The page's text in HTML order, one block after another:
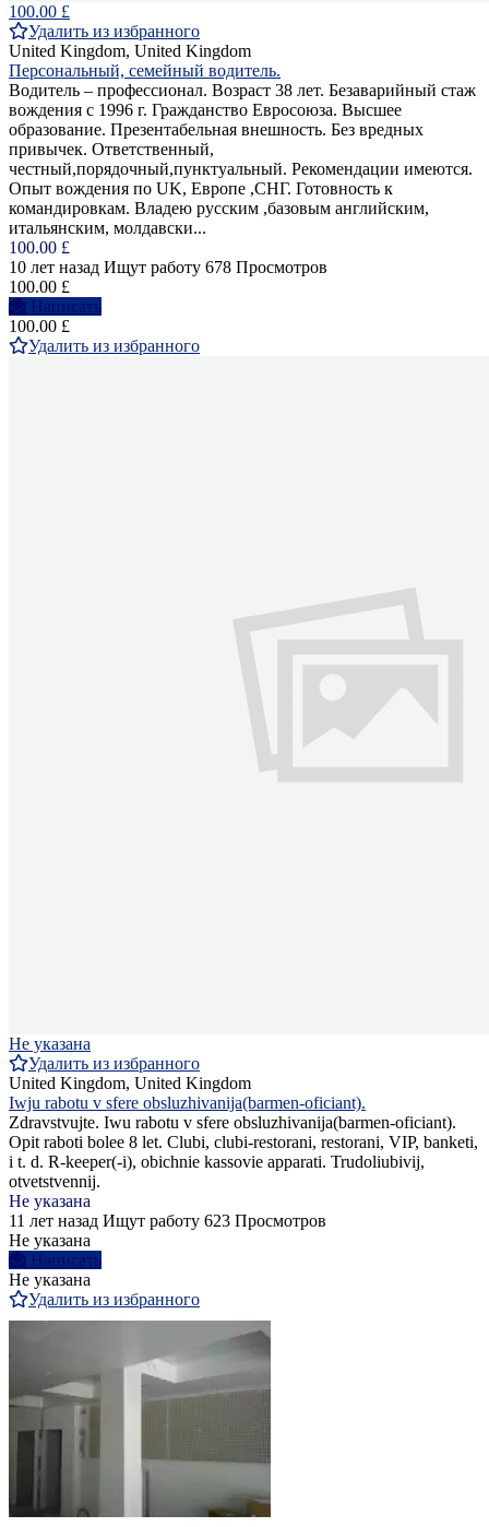
100.00 £
Удалить из избранного
United Kingdom, United Kingdom
Персональный, семейный водитель.
Водитель – профессионал. Возраст 38 лет. Безаварийный стаж
вождения с 1996 г. Гражданство Евросоюза. Высшее
образование. Презентабельная внешность. Без вредных
привычек. Ответственный,
честный,порядочный,пунктуальный. Рекомендации имеются.
Опыт вождения по UK, Европе ,СНГ. Готовность к
командировкам. Владею русским ,базовым английским,
итальянским, молдавски...
100.00 £
10 лет назад Ищут работу 678 Просмотров
100.00 £
Написать
100.00 £
Удалить из избранного
Не указана
Удалить из избранного
United Kingdom, United Kingdom
Iwju rabotu v sfere obsluzhivanija(barmen-oficiant).
Zdravstvujte. Iwu rabotu v sfere obsluzhivanija(barmen-oficiant).
Opit raboti bolee 8 let. Clubi, clubi-restorani, restorani, VIP, banketi,
i t. d. R-keeper(-i), obichnie kassovie apparati. Trudoliubivij,
otvetstvennij.
Не указана
11 лет назад Ищут работу 623 Просмотров
Не указана
Написать
Не указана
Удалить из избранного